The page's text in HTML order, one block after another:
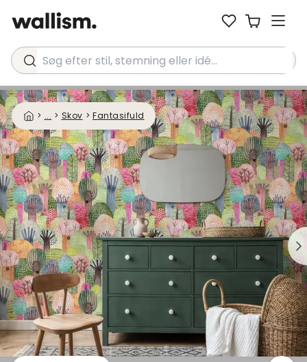
Søg efter stil, stemning eller idé...
> ... > Skov > Fantasifuld